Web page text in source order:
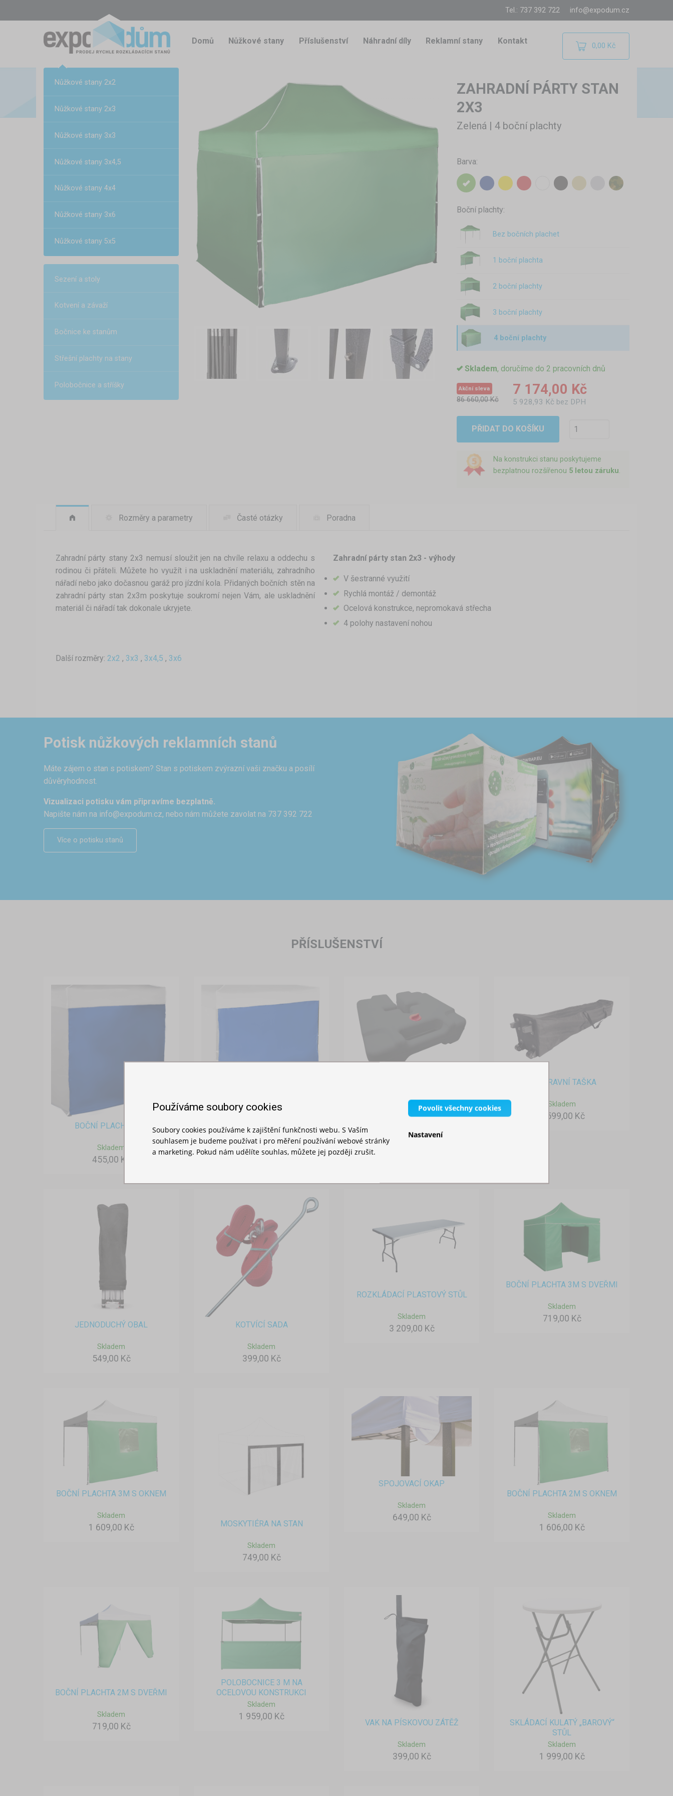
Tel.: 737 392 722 info@expodum.cz
Domů Nůžkové stany Příslušenství Náhradní díly Reklamní stany Kontakt 0,00 Kč
Nůžkové stany 2x2
Nůžkové stany 2x3
Nůžkové stany 3x3
Nůžkové stany 3x4,5
Nůžkové stany 4x4
Nůžkové stany 3x6
Nůžkové stany 5x5
Sezení a stoly
Kotvení a závaží
Bočnice ke stanům
Střešní plachty na stany
Polobočnice a stříšky
ZAHRADNÍ PÁRTY STAN
2X3
Zelená | 4 boční plachty
Barva:
Boční plachty:
Bez bočních plachet
1 boční plachta
2 boční plachty
3 boční plachty
4 boční plachty
Skladem, doručíme do 2 pracovních dnů
Akční sleva
86 660,00 Kč
7 174,00 Kč
5 928,93 Kč bez DPH
PŘIDAT DO KOŠÍKU
Na konstrukci stanu poskytujeme
bezplatnou rozšířenou 5 letou záruku.
Rozměry a parametry Časté otázky Poradna
Zahradní párty stany 2x3 nemusí sloužit jen na chvíle relaxu a oddechu s
rodinou či přáteli. Můžete ho využít i na uskladnění materiálu, zahradního
nářadí nebo jako dočasnou garáž pro jízdní kola. Přidaných bočních stěn na
zahradní párty stan 2x3m poskytuje soukromí nejen Vám, ale uskladnění
materiál či nářadí tak dokonale ukryjete.
Zahradní párty stan 2x3 - výhody
V šestranné využití
Rychlá montáž / demontáž
Ocelová konstrukce, nepromokavá střecha
4 polohy nastavení nohou
Další rozměry: 2x2 , 3x3 , 3x4,5 , 3x6
Potisk nůžkových reklamních stanů
Máte zájem o stan s potiskem? Stan s potiskem zvýrazní vaši značku a posílí
důvěryhodnost.
Vizualizaci potisku vám připravíme bezplatně.
Napište nám na info@expodum.cz, nebo nám můžete zavolat na 737 392 722
Více o potisku stanů
PŘÍSLUŠENSTVÍ
BOČNÍ PLACHTA 2M
Skladem
455,00 Kč
BOČNÍ PLACHTA 3M
Skladem
455,00 Kč
Skladem
749,00 Kč
PŘEPRAVNÍ TAŠKA
Skladem
1 599,00 Kč
JEDNODUCHÝ OBAL
Skladem
549,00 Kč
KOTVÍCÍ SADA
Skladem
399,00 Kč
ROZKLÁDACÍ PLASTOVÝ STŮL
Skladem
3 209,00 Kč
BOČNÍ PLACHTA 3M S DVEŘMI
Skladem
719,00 Kč
BOČNÍ PLACHTA 3M S OKNEM
Skladem
1 609,00 Kč MOSKYTIÉRA NA STAN
Skladem
749,00 Kč
SPOJOVACÍ OKAP
Skladem
649,00 Kč
BOČNÍ PLACHTA 2M S OKNEM
Skladem
1 606,00 Kč
BOČNÍ PLACHTA 2M S DVEŘMI
Skladem
719,00 Kč
POLOBOCNICE 3 M NA
OCELOVOU KONSTRUKCI
Skladem
1 959,00 Kč
VAK NA PÍSKOVOU ZÁTĚŽ
Skladem
399,00 Kč
SKLÁDACÍ KULATÝ „BAROVÝ“
STŮL
Skladem
1 999,00 Kč
Používáme soubory cookies
Soubory cookies používáme k zajištění funkčnosti webu. S Vaším
souhlasem je budeme používat i pro měření používání webové stránky
a marketing. Pokud nám udělíte souhlas, můžete jej později zrušit.
Povolit všechny cookies
Nastavení